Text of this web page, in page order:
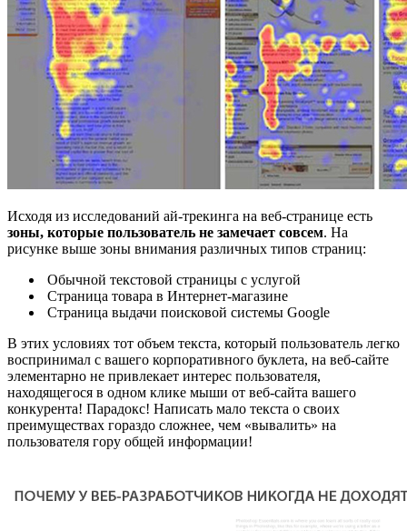
Исходя из исследований ай-трекинга на веб-странице есть
зоны, которые пользователь не замечает совсем. На
рисунке выше зоны внимания различных типов страниц:
Обычной текстовой страницы с услугой
Страница товара в Интернет-магазине
Страница выдачи поисковой системы Google
В этих условиях тот объем текста, который пользователь легко
воспринимал с вашего корпоративного буклета, на веб-сайте
элементарно не привлекает интерес пользователя,
находящегося в одном клике мыши от веб-сайта вашего
конкурента! Парадокс! Написать мало текста о своих
преимуществах гораздо сложнее, чем «вывалить» на
пользователя гору общей информации!